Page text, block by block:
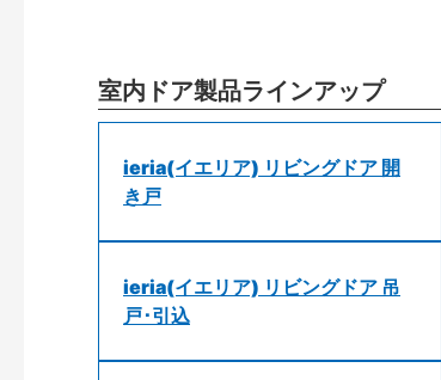
室内ドア製品ラインアップ
ieria(イエリア) リビングドア 開
き戸
ieria(イエリア) リビングドア 吊
戸･引込